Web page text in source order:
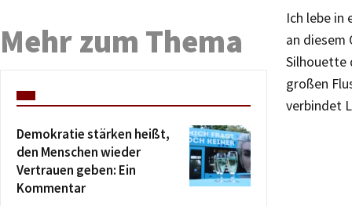
Ich lebe in
an diesem
Silhouette
großen
verbindet
Mehr zum Thema
Demokratie stärken heißt,
den Menschen wieder
Vertrauen geben: Ein
Kommentar